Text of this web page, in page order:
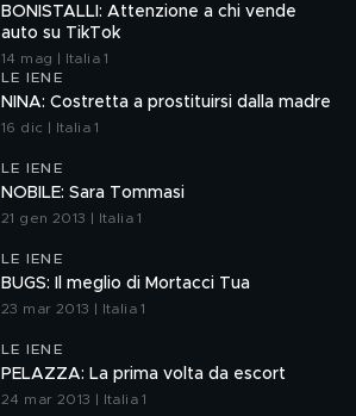
BONISTALLI: Attenzione a chi vende
auto su TikTok
14 mag | Italia 1
LE IENE
NINA: Costretta a prostituirsi dalla madre
16 dic | Italia 1
LE IENE
NOBILE: Sara Tommasi
21 gen 2013 | Italia 1
LE IENE
BUGS: Il meglio di Mortacci Tua
23 mar 2013 | Italia 1
LE IENE
PELAZZA: La prima volta da escort
24 mar 2013 | Italia 1